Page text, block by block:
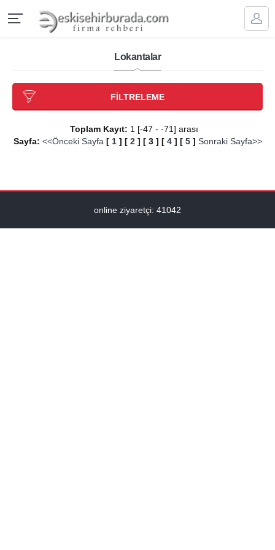
Lokantalar
FİLTRELEME
Toplam Kayıt: 1 [-47 - -71] arası
Sayfa: <<Önceki Sayfa [ 1] [ 2] [ 3] [ 4] [ 5] Sonraki Sayfa>>
online ziyaretçi: 41042